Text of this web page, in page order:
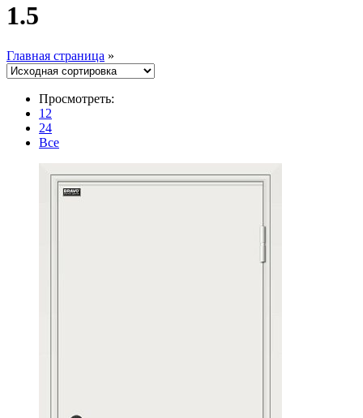
1.5
Главная страница »
Просмотреть:
12
24
Все